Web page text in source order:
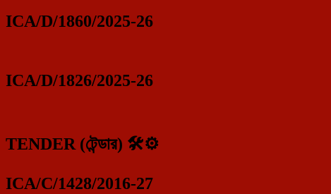
ICA/D/1860/2025-26
ICA/D/1826/2025-26
TENDER (টেন্ডার) 🛠️⚙️
ICA/C/1428/2016-27